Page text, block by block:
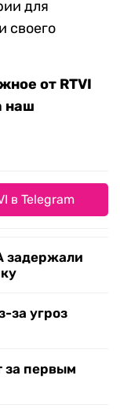
для
своего
от RTVI
наш
в Telegram
задержали
за угроз
за первым